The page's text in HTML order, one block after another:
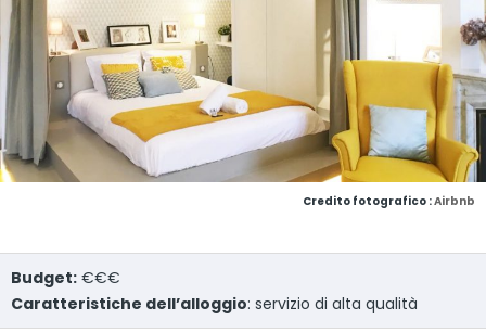
Credito fotografico :Airbnb
Budget: €€€
Caratteristiche dell’alloggio: servizio di alta qualità